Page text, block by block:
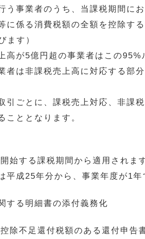
事業者のうち、当課税期間に
に係る消費税額の全額を控除す
ます）
が5億円超の事業者はこの
者は非課税売上高に対応する部
ごとに、課税売上対応、非課
こととなります。
始する課税期間から適用されます
平成25年分から、事業年度が1
する明細書の添付義務化
除不足還付税額のある還付申告